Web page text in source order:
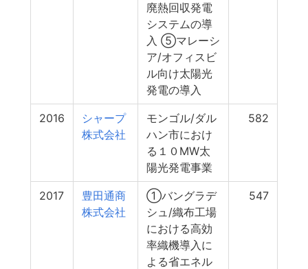
廃熱回収発電
システムの導
入 ⑤マレーシ
ア/オフィスビ
ル向け太陽光
発電の導入
2016
シャープ
株式会社
モンゴル/ダル
ハン市におけ
る１０MW太
陽光発電事業
582
2017
豊田通商
株式会社
①バングラデ
シュ/織布工場
における高効
率織機導入に
よる省エネル
547